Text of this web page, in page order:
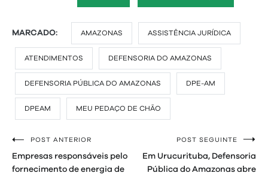
MARCADO: AMAZONAS ASSISTÊNCIA JURÍDICA
ATENDIMENTOS DEFENSORIA DO AMAZONAS
DEFENSORIA PÚBLICA DO AMAZONAS DPE-AM
DPEAM MEU PEDAÇO DE CHÃO
Navegação
de
POST ANTERIOR
Empresas responsáveis pelo
fornecimento de energia de
POST SEGUINTE
Em Urucurituba, Defensoria
Pública do Amazonas abre